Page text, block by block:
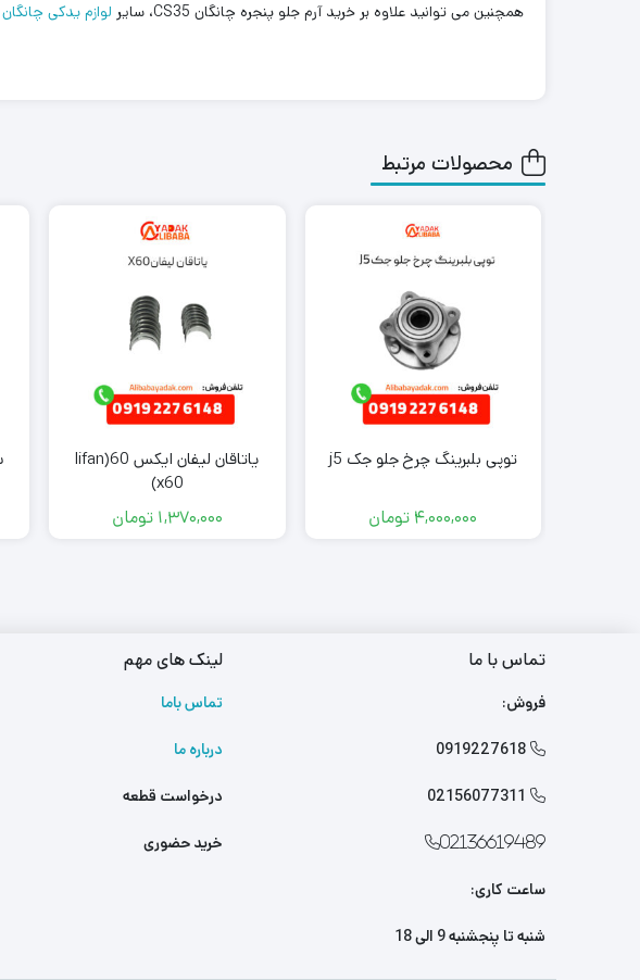
همچنین می توانید علاوه بر خرید آرم جلو پنجره چانگان CS35، سایر لوازم یدکی چانگان
محصولات مرتبط
توپی بلبرینگ چرخ جلو جک j5
4,000,000 تومان
یاتاقان لیفان ایکس 60(lifan
x60)
1,370,000 تومان
تماس با ما
فروش:

0919227618

02156077311
02136619489
ساعت کاری:
شنبه تا پنجشنبه 9 الی 18
لینک های مهم
تماس باما
درباره ما
درخواست قطعه
خرید حضوری